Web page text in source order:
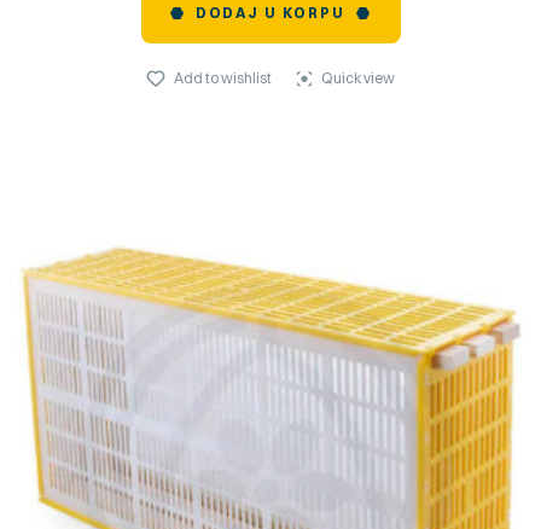
DODAJ U KORPU
Add to wishlist Quick view